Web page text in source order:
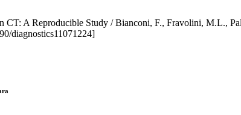
A Reproducible Study / Bianconi, F., Fravolini, M.L.,
diagnostics11071224]